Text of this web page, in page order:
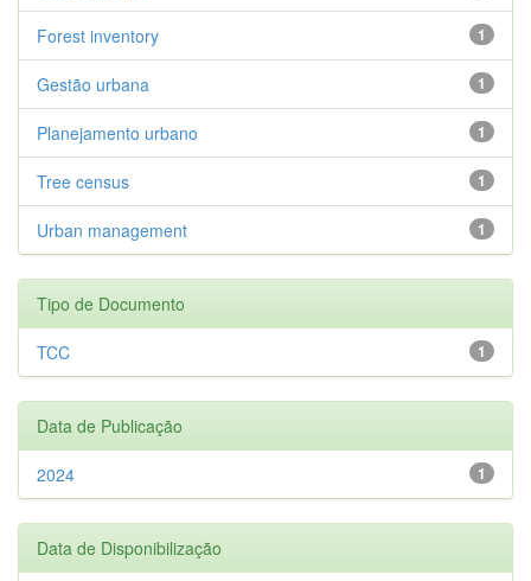
1
Forest inventory
1
Gestão urbana
1
Planejamento urbano
1
Tree census
1
Urban management
Tipo de Documento
1
TCC
Data de Publicação
1
2024
Data de Disponibilização